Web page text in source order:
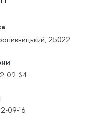
25022
09-34
09-16